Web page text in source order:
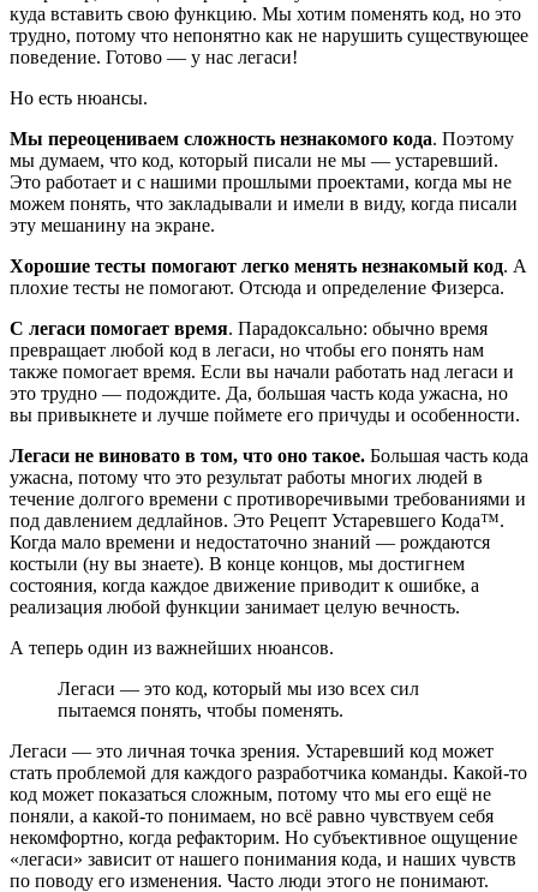
куда вставить свою функцию. Мы хотим поменять код, но это
трудно, потому что непонятно как не нарушить существующее
поведение. Готово — у нас легаси!
Но есть нюансы.
Мы переоцениваем сложность незнакомого кода. Поэтому
мы думаем, что код, который писали не мы — устаревший.
Это работает и с нашими прошлыми проектами, когда мы не
можем понять, что закладывали и имели в виду, когда писали
эту мешанину на экране.
Хорошие тесты помогают легко менять незнакомый код. А
плохие тесты не помогают. Отсюда и определение Физерса.
С легаси помогает время. Парадоксально: обычно время
превращает любой код в легаси, но чтобы его понять нам
также помогает время. Если вы начали работать над легаси и
это трудно — подождите. Да, большая часть кода ужасна, но
вы привыкнете и лучше поймете его причуды и особенности.
Легаси не виновато в том, что оно такое. Большая часть кода
ужасна, потому что это результат работы многих людей в
течение долгого времени с противоречивыми требованиями и
под давлением дедлайнов. Это Рецепт Устаревшего Кода™.
Когда мало времени и недостаточно знаний — рождаются
костыли (ну вы знаете). В конце концов, мы достигнем
состояния, когда каждое движение приводит к ошибке, а
реализация любой функции занимает целую вечность.
А теперь один из важнейших нюансов.
Легаси — это код, который мы изо всех сил
пытаемся понять, чтобы поменять.
Легаси — это личная точка зрения. Устаревший код может
стать проблемой для каждого разработчика команды. Какой-то
код может показаться сложным, потому что мы его ещё не
поняли, а какой-то понимаем, но всё равно чувствуем себя
некомфортно, когда рефакторим. Но субъективное ощущение
«легаси» зависит от нашего понимания кода, и наших чувств
по поводу его изменения. Часто люди этого не понимают.